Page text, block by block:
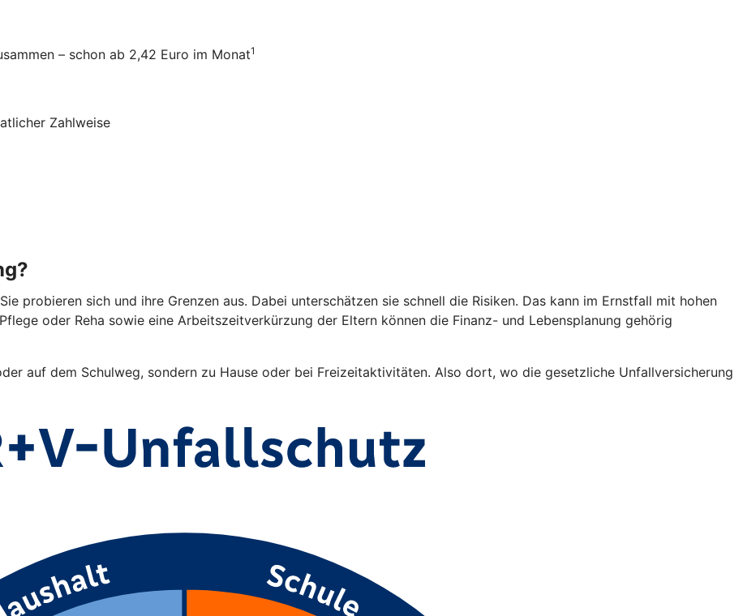
– schon ab 2,42 Euro im Monat1
Zahlweise
probieren sich und ihre Grenzen aus. Dabei unterschätzen sie schnell die Risiken. Das kann im Ernstfall mit hohen
oder Reha sowie eine Arbeitszeitverkürzung der Eltern können die Finanz- und Lebensplanung gehörig
auf dem Schulweg, sondern zu Hause oder bei Freizeitaktivitäten. Also dort, wo die gesetzliche Unfallversicherung